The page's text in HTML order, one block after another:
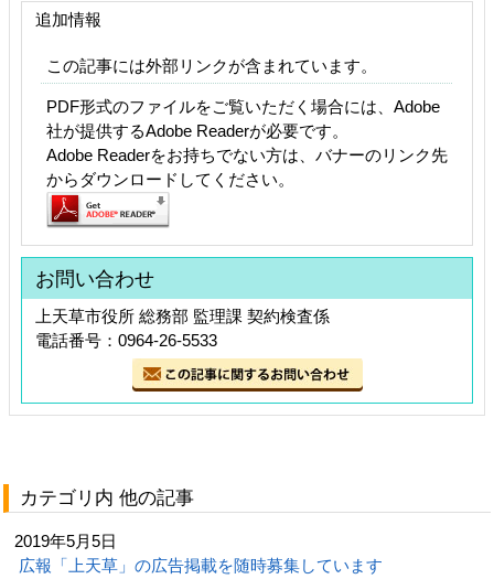
追加情報
この記事には外部リンクが含まれています。
PDF形式のファイルをご覧いただく場合には、Adobe
社が提供するAdobe Readerが必要です。
Adobe Readerをお持ちでない方は、バナーのリンク先
からダウンロードしてください。
お問い合わせ
上天草市役所 総務部 監理課 契約検査係
電話番号：0964-26-5533
カテゴリ内 他の記事
2019年5月5日
広報「上天草」の広告掲載を随時募集しています